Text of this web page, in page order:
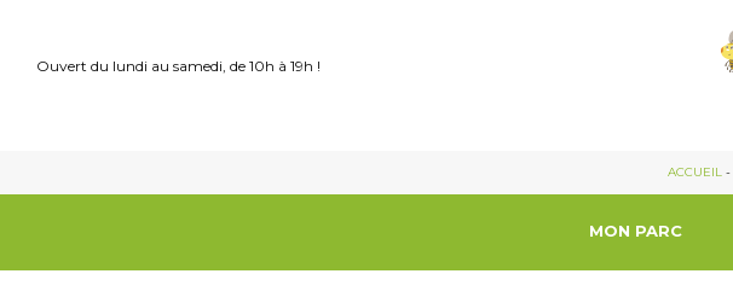
Ouvert du lundi au samedi, de 10h à 19h !
ACCUEIL-
MON PARC